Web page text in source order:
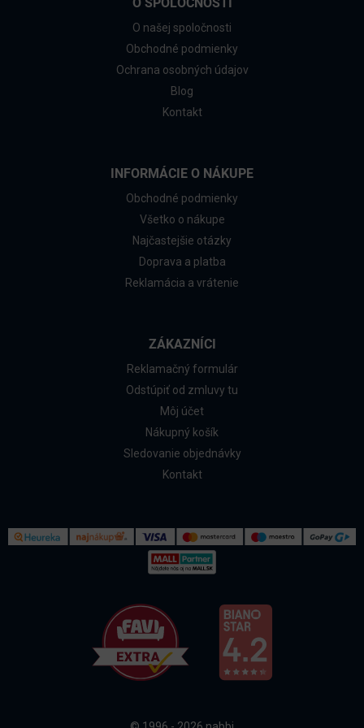
O našej spoločnosti
Obchodné podmienky
Ochrana osobných údajov
Blog
Kontakt
INFORMÁCIE O NÁKUPE
Obchodné podmienky
Všetko o nákupe
Najčastejšie otázky
Doprava a platba
Reklamácia a vrátenie
ZÁKAZNÍCI
Reklamačný formulár
Odstúpiť od zmluvy tu
Môj účet
Nákupný košík
Sledovanie objednávky
Kontakt